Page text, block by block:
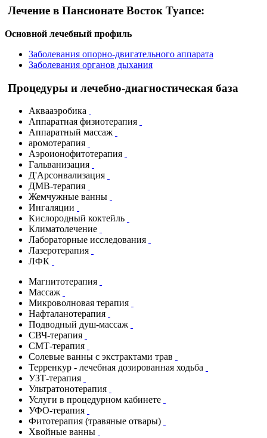
Лечение в Пансионате Восток Туапсе:
Основной лечебный профиль
Заболевания опорно-двигательного аппарата
Заболевания органов дыхания
Процедуры и лечебно-диагностическая база
Аквааэробика
Аппаратная физиотерапия
Аппаратный массаж
аромотерапия
Аэроионофитотерапия
Гальванизация
Д'Арсонвализация
ДМВ-терапия
Жемчужные ванны
Ингаляции
Кислородный коктейль
Климатолечение
Лабораторные исследования
Лазеротерапия
ЛФК
Магнитотерапия
Массаж
Микроволновая терапия
Нафталанотерапия
Подводный душ-массаж
СВЧ-терапия
СМТ-терапия
Солевые ванны с экстрактами трав
Терренкур - лечебная дозированная ходьба
УЗТ-терапия
Ультратонотерапия
Услуги в процедурном кабинете
УФО-терапия
Фитотерапия (травяные отвары)
Хвойные ванны